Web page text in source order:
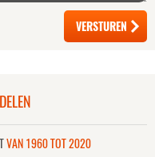
VAN 1960 TOT 2020